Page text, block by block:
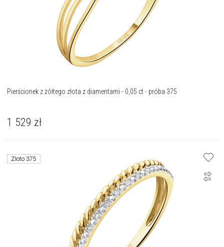
Pierścionek z żółtego złota z diamentami - 0,05 ct - próba 375
1 529 zł
Złoto 375